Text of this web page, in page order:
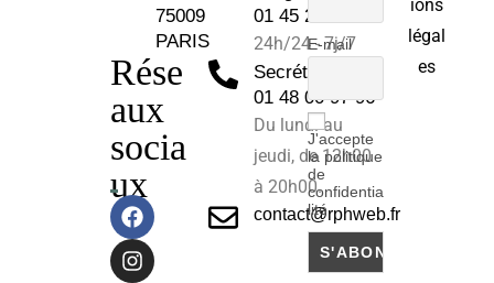
75009
PARIS
Rése
aux
socia
ux
01 45 26 81 30
24h/24 - 7j/7
Secrétariat :
01 48 00 97 96
Du lundi au
jeudi, de 12h00
à 20h00.
contact@rphweb.fr
E-mail
J'accepte
la politique
de
confidentia
lité
ions
légal
es